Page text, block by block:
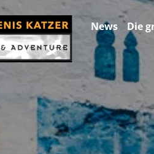
News Die